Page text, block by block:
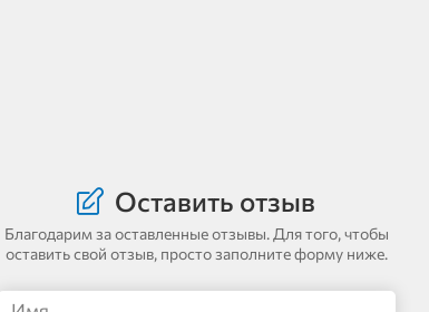
Оставить отзыв
Благодарим за оставленные отзывы. Для того, чтобы
оставить свой отзыв, просто заполните форму ниже.